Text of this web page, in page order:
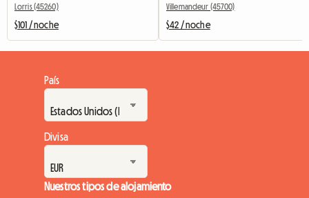
Lorris (45260)
$101 / noche
Villemandeur (45700)
$42 / noche
País
Divisa
Nuestros tipos de alojamiento